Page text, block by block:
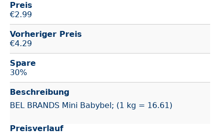
Preis
€2.99
Vorheriger Preis
€4.29
Spare
30%
Beschreibung
BEL BRANDS Mini Babybel; (1 kg = 16.61)
Preisverlauf